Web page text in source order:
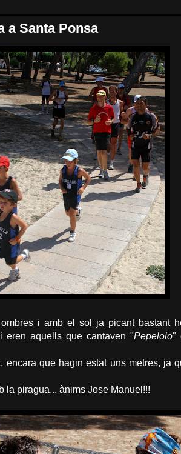
a Santa Ponsa
i amb el sol ja picant bastant
eren aquells que cantaven "Pepelolo"
encara que hagin estat uns metres, ja
la piragua... ànims Jose Manuel!!!